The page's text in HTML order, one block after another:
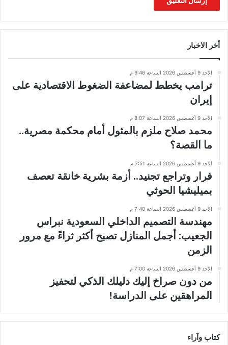
أخر الاخبار
الأحد 9 أغسطس 2026 الساعة 9:46 م
ترامب يخطط لمضاعفة الضغوط الاقتصادية على
إيران
الأحد 9 أغسطس 2026 الساعة 8:07 م
محمد صلاح ملزم بالمثول أمام محكمة مصرية..
ما القصة؟
الأحد 9 أغسطس 2026 الساعة 7:51 م
فرار وتراجع تجنيد.. أزمة بشرية خانقة تعصف
بميليشيا الحوثي
الأحد 9 أغسطس 2026 الساعة 7:40 م
مهندسة التصميم الداخلي السعودية نبراس
الجعيب: أجمل المنازل تصبح أكثر ثراءً مع مرور
الزمن
الأحد 9 أغسطس 2026 الساعة 7:00 م
من دون صراخ إليك دليلك الذكي لتحفيز
المراهقين على الدراسة!
كتاب وآراء